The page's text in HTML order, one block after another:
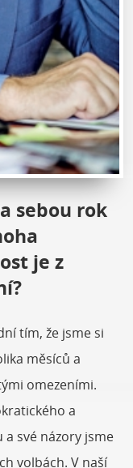
sebou rok
je z
tím, že jsme si
měsíců a
omezeními.
a
své názory jsme
volbách. V naší